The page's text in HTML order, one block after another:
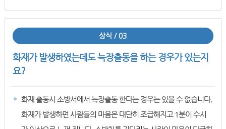
상식 / 03
화재가 발생하였는데도 늑장출동을 하는 경우가 있는지
요?
화재 출동시 소방서에서 늑장출동 한다는 경우는 있을 수 없습니다.
화재가 발생하면 사람들의 마음은 대단히 조급해지고 1분이 수시